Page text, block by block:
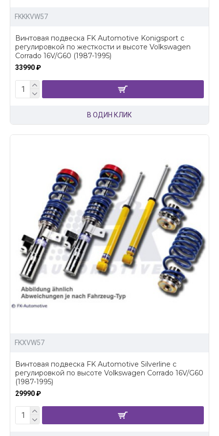
FKKKVW57
Винтовая подвеска FK Automotive Konigsport c
регулировкой по жесткости и высоте Volkswagen
Corrado 16V/G60 (1987-1995)
33990 ₽
В ОДИН КЛИК
FKXVW57
Винтовая подвеска FK Automotive Silverline c
регулировкой по высоте Volkswagen Corrado 16V/G60
(1987-1995)
29990 ₽